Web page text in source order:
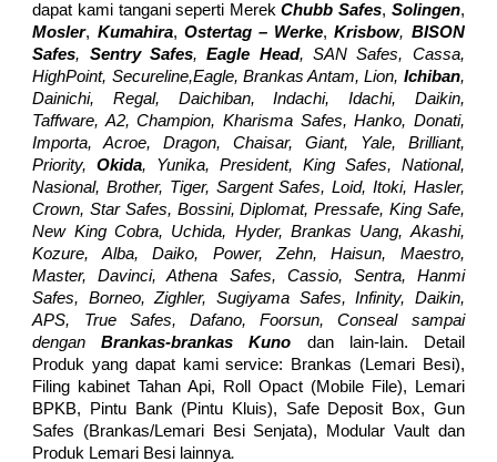
dapat kami tangani seperti MerekChubb Safes, Solingen,
Mosler, Kumahira, Ostertag – Werke,Krisbow, BISON
Safes, Sentry Safes,Eagle Head, SAN Safes, Cassa,
HighPoint, Secureline,Eagle, Brankas Antam, Lion, Ichiban,
Dainichi, Regal, Daichiban, Indachi, Idachi, Daikin,
Taffware, A2, Champion, Kharisma Safes, Hanko, Donati,
Importa, Acroe, Dragon, Chaisar, Giant, Yale, Brilliant,
Priority,Okida, Yunika, President, King Safes, National,
Nasional, Brother, Tiger, Sargent Safes, Loid, Itoki, Hasler,
Crown, Star Safes, Bossini, Diplomat, Pressafe, King Safe,
New King Cobra, Uchida, Hyder, Brankas Uang, Akashi,
Kozure, Alba, Daiko, Power, Zehn, Haisun, Maestro,
Master, Davinci, Athena Safes, Cassio, Sentra, Hanmi
Safes, Borneo, Zighler, Sugiyama Safes, Infinity, Daikin,
APS, True Safes, Dafano, Foorsun, Conseal sampai
denganBrankas-brankas Kuno dan lain-lain. Detail
Produk yang dapat kami service: Brankas (Lemari Besi),
Filing kabinet Tahan Api, Roll Opact (Mobile File), Lemari
BPKB, Pintu Bank (Pintu Kluis), Safe Deposit Box, Gun
Safes (Brankas/Lemari Besi Senjata), Modular Vault dan
Produk Lemari Besi lainnya.